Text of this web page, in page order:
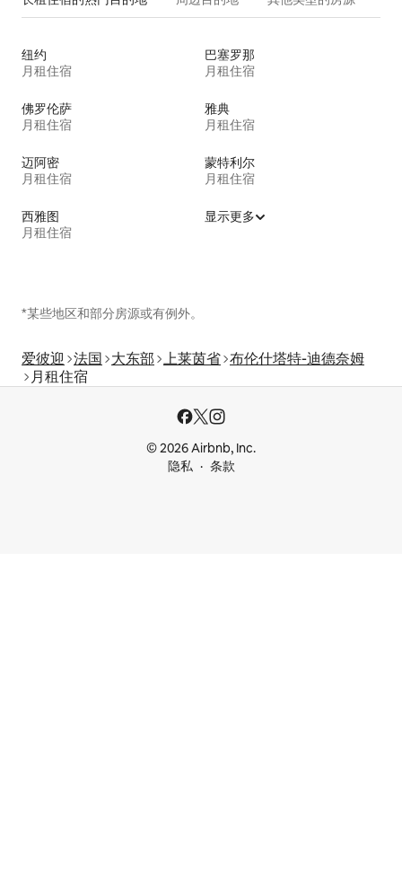
纽约
月租住宿
巴塞罗那
月租住宿
佛罗伦萨
月租住宿
雅典
月租住宿
迈阿密
月租住宿
蒙特利尔
月租住宿
西雅图
月租住宿
显示更多
*某些地区和部分房源或有例外。
爱彼迎 法国 大东部 上莱茵省 布伦什塔特-迪德奈姆
月租住宿
© 2026 Airbnb, Inc.
隐私
条款